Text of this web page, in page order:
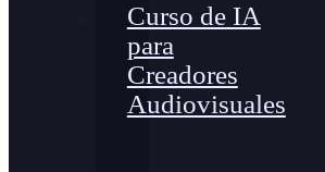
Curso de IA
para
Creadores
Audiovisuales